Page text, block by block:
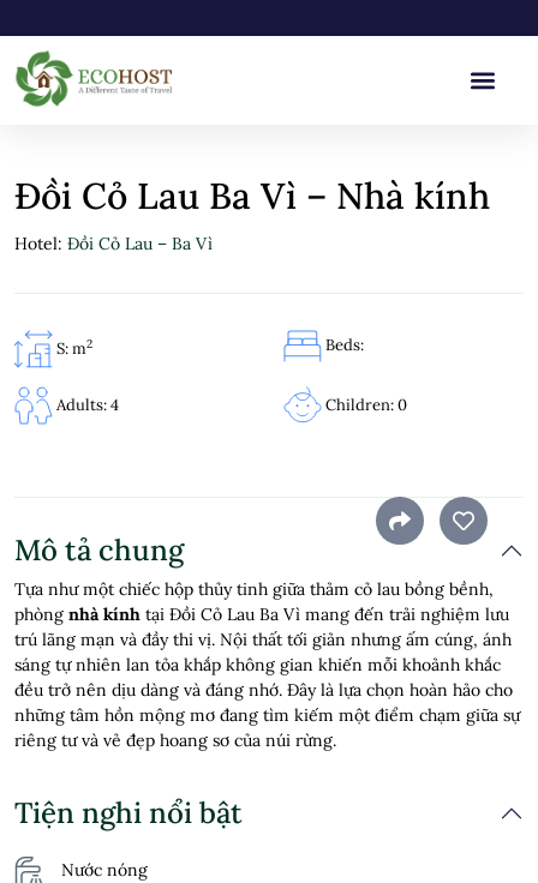
Đồi Cỏ Lau Ba Vì – Nhà kính
Hotel: Đồi Cỏ Lau – Ba Vì
S: m2 Beds:
Adults: 4 Children: 0
Mô tả chung
Tựa như một chiếc hộp thủy tinh giữa thảm cỏ lau bồng bềnh,
phòng nhà kính tại Đồi Cỏ Lau Ba Vì mang đến trải nghiệm lưu
trú lãng mạn và đầy thi vị. Nội thất tối giản nhưng ấm cúng, ánh
sáng tự nhiên lan tỏa khắp không gian khiến mỗi khoảnh khắc
đều trở nên dịu dàng và đáng nhớ. Đây là lựa chọn hoàn hảo cho
những tâm hồn mộng mơ đang tìm kiếm một điểm chạm giữa sự
riêng tư và vẻ đẹp hoang sơ của núi rừng.
Tiện nghi nổi bật
Nước nóng